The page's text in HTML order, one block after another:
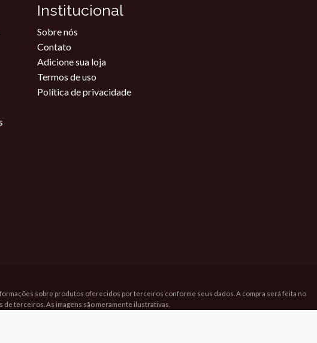
Institucional
Sobre nós
Contato
Adicione sua loja
Termos de uso
Política de privacidade
sobre produtos oferecidos por terceiros conforme seus dados. A compra será feita no
terceiros. As imagens são meramente ilustrativas.